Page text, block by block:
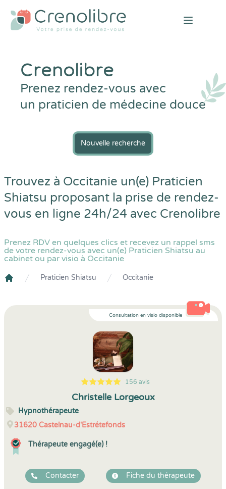
Open
Crenolibre
Prenez rendez-vous avec
un praticien de médecine douce
Nouvelle recherche
Trouvez à Occitanie un(e) Praticien
Shiatsu proposant la prise de rendez-
vous en ligne 24h/24 avec Crenolibre
Prenez RDV en quelques clics et recevez un rappel sms
de votre rendez-vous avec un(e) Praticien Shiatsu au
cabinet ou par visio à Occitanie
Praticien Shiatsu Occitanie
Consultation en visio disponible
5
1
5
156 156 avis
Christelle Lorgeoux
Hypnothérapeute
31620 Castelnau-d'Estrétefonds
Thérapeute engagé(e) !
Contacter Fiche du thérapeute